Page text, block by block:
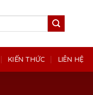
KIẾN THỨC LIÊN HỆ